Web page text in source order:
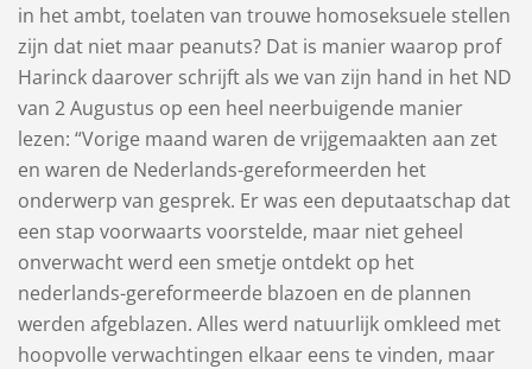
in het ambt, toelaten van trouwe homoseksuele stellen
zijn dat niet maar peanuts? Dat is manier waarop prof
Harinck daarover schrijft als we van zijn hand in het ND
van 2 Augustus op een heel neerbuigende manier
lezen: “Vorige maand waren de vrijgemaakten aan zet
en waren de Nederlands-gereformeerden het
onderwerp van gesprek. Er was een deputaatschap dat
een stap voorwaarts voorstelde, maar niet geheel
onverwacht werd een smetje ontdekt op het
nederlands-gereformeerde blazoen en de plannen
werden afgeblazen. Alles werd natuurlijk omkleed met
hoopvolle verwachtingen elkaar eens te vinden, maar